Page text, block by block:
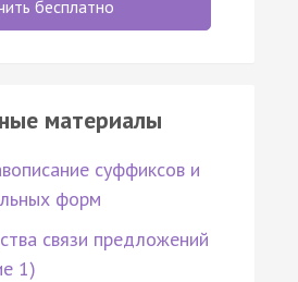
бесплатно
материалы
суффиксов и
форм
связи предложений
1)